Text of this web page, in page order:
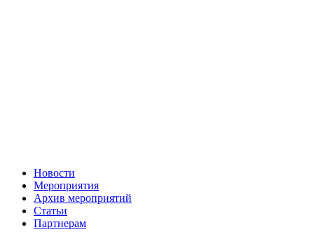
Новости
Мероприятия
Архив мероприятий
Статьи
Партнерам